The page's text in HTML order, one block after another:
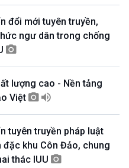
đổi mới tuyên truyền,
ngư dân trong chống
lượng cao - Nền tảng
Việt
tuyên truyền pháp luật
đặc khu Côn Đảo, chung
thác IUU